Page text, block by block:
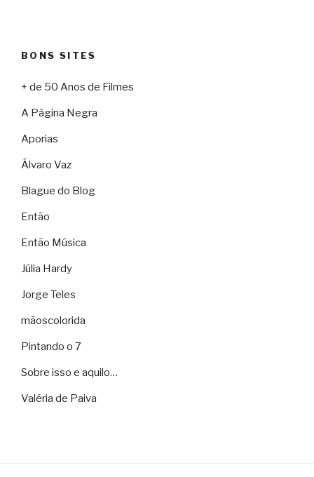
BONS SITES
+ de 50 Anos de Filmes
A Página Negra
Aporias
Álvaro Vaz
Blague do Blog
Então
Então Música
Júlia Hardy
Jorge Teles
mãoscolorida
Pintando o 7
Sobre isso e aquilo…
Valéria de Paiva